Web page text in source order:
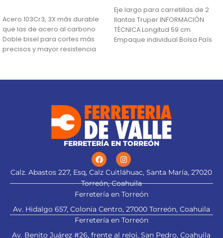
Acero 103Cr3, 3X más durable
que las de acero al carbono
Doble bisel para cortes más
precisos y mayor resistencia
Eje largo para carretillas de 2
llantas Truper INFORMACIÓN
TÉCNICA Longitud 59 cm
Empaque individual Bolsa País
FERRETERÍA EN TORREÓN
Calz. Abastos 227, Esq, Calz Cuitláhuac, Santa María, 27020
Torreón, Coahuila
Ferretería en Torreón
Av. Hidalgo 657, Colonia Centro, 27000 Torreón, Coahuila
Ferretería en Torreón
Av. Benito Juárez #26, frente al reloj. San Pedro, Coahuila